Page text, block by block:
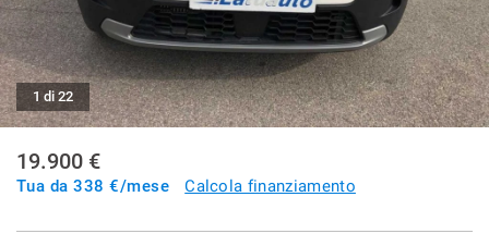
SERVIZI
DICONO DI NOI
CONTATTI
1 di 22
19.900 €
Tua da338 €/mese Calcola finanziamento